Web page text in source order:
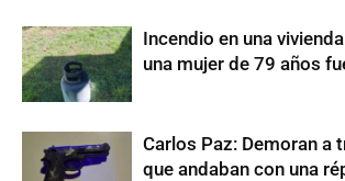
Incendio en una
una mujer de 79 años
Carlos Paz: Demoran a
que andaban con una